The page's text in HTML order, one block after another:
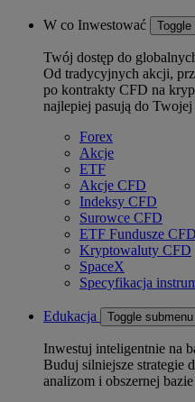
W co Inwestować Toggle
Twój dostęp do
Od tradycyjnych akcji,
po kontrakty CFD na
najlepiej pasują do Twojej
Forex
Akcje
ETF
Akcje CFD
Indeksy CFD
Surowce CFD
ETF Fundusze CFD
Kryptowaluty CFD
SpaceX
Specyfikacja
Edukacja Toggle submenu
Inwestuj inteligentnie na
Buduj silniejsze strategie
analizom i obszernej